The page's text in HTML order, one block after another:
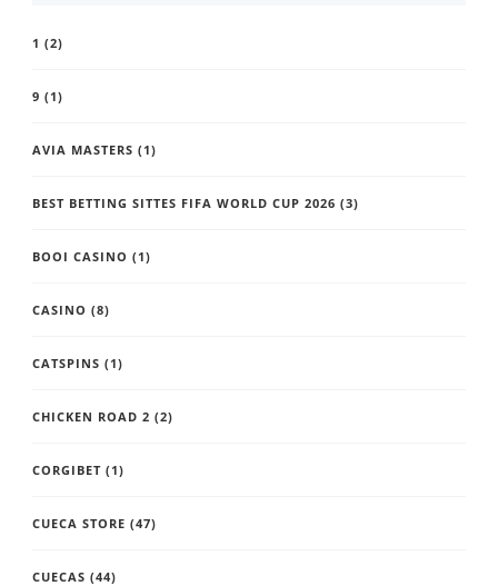
1 (2)
9 (1)
AVIA MASTERS (1)
BEST BETTING SITTES FIFA WORLD CUP 2026 (3)
BOOI CASINO (1)
CASINO (8)
CATSPINS (1)
CHICKEN ROAD 2 (2)
CORGIBET (1)
CUECA STORE (47)
CUECAS (44)